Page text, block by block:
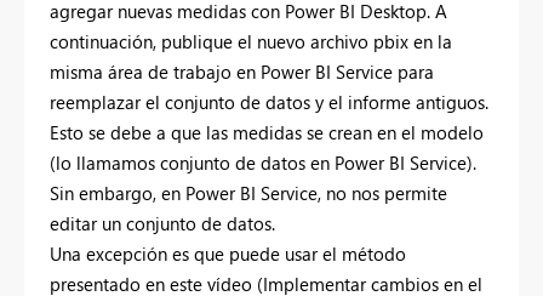
agregar nuevas medidas con Power BI Desktop. A
continuación, publique el nuevo archivo pbix en la
misma área de trabajo en Power BI Service para
reemplazar el conjunto de datos y el informe antiguos.
Esto se debe a que las medidas se crean en el modelo
(lo llamamos conjunto de datos en Power BI Service).
Sin embargo, en Power BI Service, no nos permite
editar un conjunto de datos.
Una excepción es que puede usar el método
presentado en este vídeo (Implementar cambios en el